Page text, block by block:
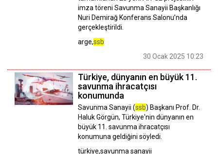
imza töreni Savunma Sanayii Başkanlığı
Nuri Demirağ Konferans Salonu’nda
gerçekleştirildi.
arge,ssb
30 Ocak 2025 10:23
Türkiye, dünyanın en büyük 11.
savunma ihracatçısı
konumunda
Savunma Sanayii (ssb) Başkanı Prof. Dr.
Haluk Görgün, Türkiye'nin dünyanın en
büyük 11. savunma ihracatçısı
konumuna geldiğini söyledi.
türkiye,savunma sanayii